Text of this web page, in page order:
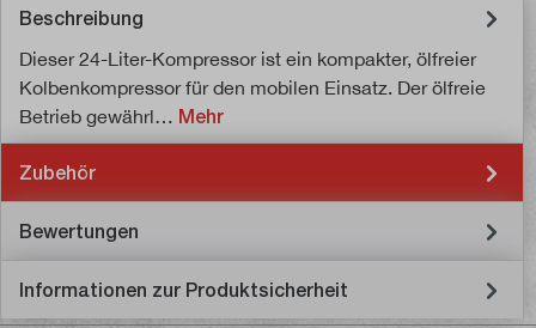
Beschreibung
Dieser 24-Liter-Kompressor ist ein kompakter, ölfreier
Kolbenkompressor für den mobilen Einsatz. Der ölfreie
Betrieb gewährl… Mehr
Zubehör
Bewertungen
Informationen zur Produktsicherheit